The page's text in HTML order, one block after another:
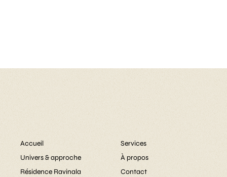
Accueil
Univers & approche
Résidence Ravinala
Services
À propos
Contact